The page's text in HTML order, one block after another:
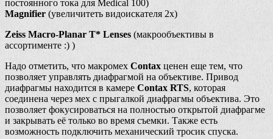
постоянного тока для Medical 100)
Magnifier (увеличитеть видоискателя 2х)
Zeiss Macro-Planar T* Lenses (макрообъективы в
ассортименте :) )
Надо отметить, что макромех Contax ценен еще тем, что
позволяет управлять диафрагмой на объективе. Привод
диафрагмы находится в камере Contax RTS, которая
соединена через мех с прыгалкой диафрагмы объектива. Это
позволяет фокусироваться на полностью открытой диафрагме
и закрывать её только во время съемки. Также есть
возможность подключить механический тросик спуска.